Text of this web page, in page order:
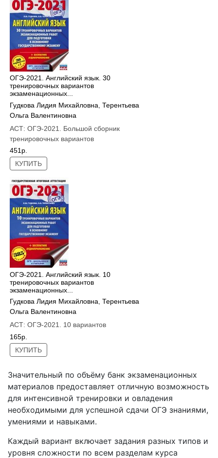
ОГЭ-2021. Английский язык. 30
тренировочных вариантов
экзаменационных...
Гудкова Лидия Михайловна Терентьева
Ольга Валентиновна
АСТ: ОГЭ-2021. Большой сборник
тренировочных вариантов
451р.
КУПИТЬ
ОГЭ-2021. Английский язык. 10
тренировочных вариантов
экзаменационных...
Гудкова Лидия Михайловна, Терентьева
Ольга Валентиновна
АСТ: ОГЭ-2021. 10 вариантов
165р.
КУПИТЬ
Значительный по объёму банк экзаменационных
материалов предоставляет отличную возможность
для интенсивной тренировки и овладения
необходимыми для успешной сдачи ОГЭ знаниями,
умениями и навыками.
Каждый вариант включает задания разных типов и
уровня сложности по всем разделам курса